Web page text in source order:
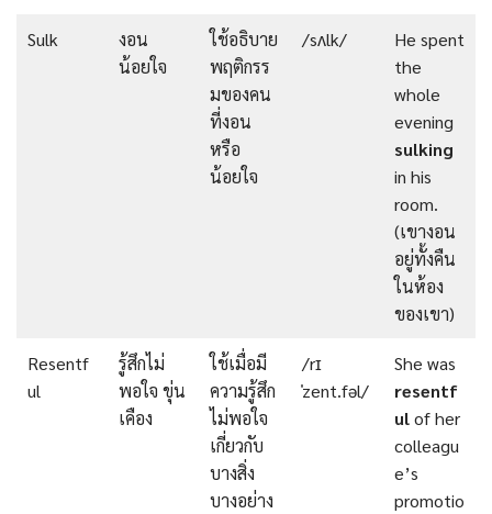
Sulk
งอน
น้อยใจ
ใช้อธิบาย
พฤติกรร
มของคน
ที่งอน
หรือ
น้อยใจ
/sʌlk/
He spent
the
whole
evening
sulking
in his
room.
(เขางอน
อยู่ทั้งคืน
ในห้อง
ของเขา)
Resentf
ul
รู้สึกไม่
พอใจ ขุ่น
เคือง
ใช้เมื่อมี
ความรู้สึก
ไม่พอใจ
เกี่ยวกับ
บางสิ่ง
บางอย่าง
/rɪ
ˈzent.fəl/
She was
resentf
ulof her
colleagu
e’s
promotio